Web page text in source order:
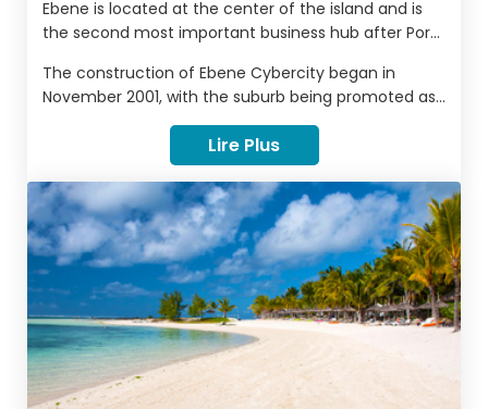
Ebene is located at the center of the island and is
the second most important business hub after Port
professionals to create wealth and employment
through the use of information technology.
The construction of Ebene Cybercity began in
November 2001, with the suburb being promoted as
a new information technology hub for Mauritius and
as a link between African and Asian markets.
Lire Plus